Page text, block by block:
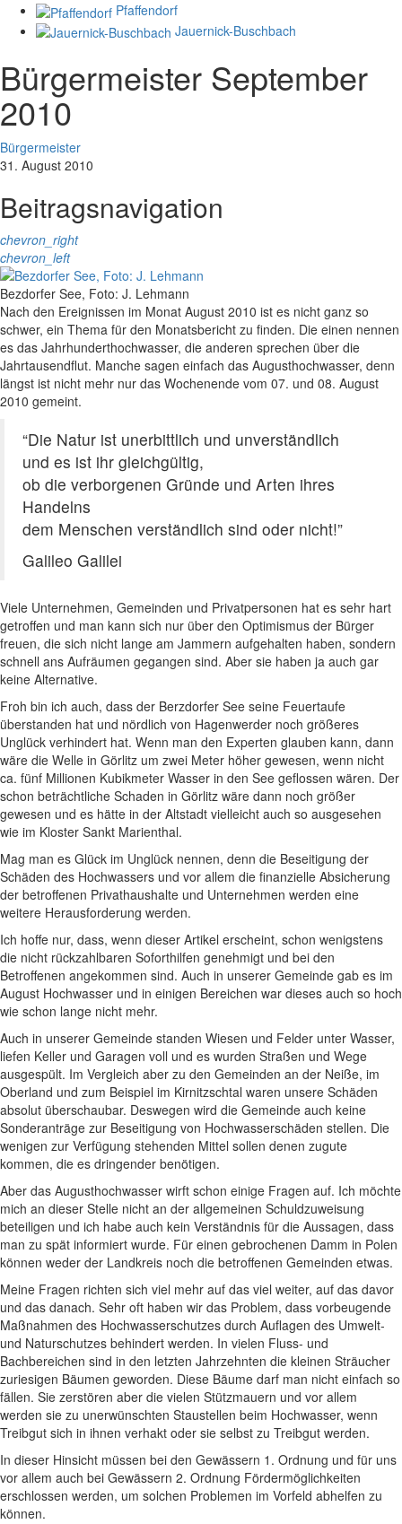
Pfaffendorf
Jauernick-Buschbach
Bürgermeister September
2010
Bürgermeister
31. August 2010
Beitragsnavigation
chevron_right
chevron_left
Bezdorfer See, Foto: J. Lehmann
Nach den Ereignissen im Monat August 2010 ist es nicht ganz so
schwer, ein Thema für den Monatsbericht zu finden. Die einen nennen
es das Jahrhunderthochwasser, die anderen sprechen über die
Jahrtausendflut. Manche sagen einfach das Augusthochwasser, denn
längst ist nicht mehr nur das Wochenende vom 07. und 08. August
2010 gemeint.
“Die Natur ist unerbittlich und unverständlich
und es ist ihr gleichgültig,
ob die verborgenen Gründe und Arten ihres
Handelns
dem Menschen verständlich sind oder nicht!”
Galileo Galilei
Viele Unternehmen, Gemeinden und Privatpersonen hat es sehr hart
getroffen und man kann sich nur über den Optimismus der Bürger
freuen, die sich nicht lange am Jammern aufgehalten haben, sondern
schnell ans Aufräumen gegangen sind. Aber sie haben ja auch gar
keine Alternative.
Froh bin ich auch, dass der Berzdorfer See seine Feuertaufe
überstanden hat und nördlich von Hagenwerder noch größeres
Unglück verhindert hat. Wenn man den Experten glauben kann, dann
wäre die Welle in Görlitz um zwei Meter höher gewesen, wenn nicht
ca. fünf Millionen Kubikmeter Wasser in den See geflossen wären. Der
schon beträchtliche Schaden in Görlitz wäre dann noch größer
gewesen und es hätte in der Altstadt vielleicht auch so ausgesehen
wie im Kloster Sankt Marienthal.
Mag man es Glück im Unglück nennen, denn die Beseitigung der
Schäden des Hochwassers und vor allem die finanzielle Absicherung
der betroffenen Privathaushalte und Unternehmen werden eine
weitere Herausforderung werden.
Ich hoffe nur, dass, wenn dieser Artikel erscheint, schon wenigstens
die nicht rückzahlbaren Soforthilfen genehmigt und bei den
Betroffenen angekommen sind. Auch in unserer Gemeinde gab es im
August Hochwasser und in einigen Bereichen war dieses auch so hoch
wie schon lange nicht mehr.
Auch in unserer Gemeinde standen Wiesen und Felder unter Wasser,
liefen Keller und Garagen voll und es wurden Straßen und Wege
ausgespült. Im Vergleich aber zu den Gemeinden an der Neiße, im
Oberland und zum Beispiel im Kirnitzschtal waren unsere Schäden
absolut überschaubar. Deswegen wird die Gemeinde auch keine
Sonderanträge zur Beseitigung von Hochwasserschäden stellen. Die
wenigen zur Verfügung stehenden Mittel sollen denen zugute
kommen, die es dringender benötigen.
Aber das Augusthochwasser wirft schon einige Fragen auf. Ich möchte
mich an dieser Stelle nicht an der allgemeinen Schuldzuweisung
beteiligen und ich habe auch kein Verständnis für die Aussagen, dass
man zu spät informiert wurde. Für einen gebrochenen Damm in Polen
können weder der Landkreis noch die betroffenen Gemeinden etwas.
Meine Fragen richten sich viel mehr auf das viel weiter, auf das davor
und das danach. Sehr oft haben wir das Problem, dass vorbeugende
Maßnahmen des Hochwasserschutzes durch Auflagen des Umwelt-
und Naturschutzes behindert werden. In vielen Fluss- und
Bachbereichen sind in den letzten Jahrzehnten die kleinen Sträucher
zuriesigen Bäumen geworden. Diese Bäume darf man nicht einfach so
fällen. Sie zerstören aber die vielen Stützmauern und vor allem
werden sie zu unerwünschten Staustellen beim Hochwasser, wenn
Treibgut sich in ihnen verhakt oder sie selbst zu Treibgut werden.
In dieser Hinsicht müssen bei den Gewässern 1. Ordnung und für uns
vor allem auch bei Gewässern 2. Ordnung Fördermöglichkeiten
erschlossen werden, um solchen Problemen im Vorfeld abhelfen zu
können.